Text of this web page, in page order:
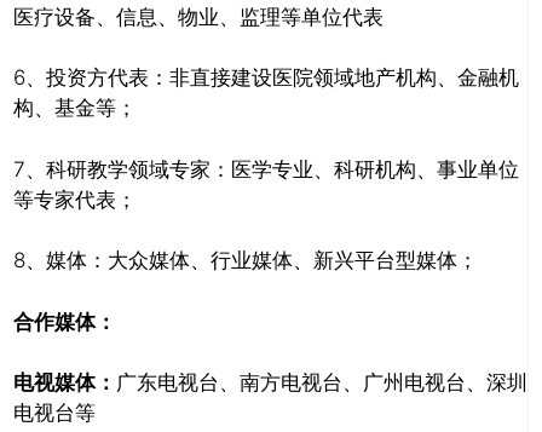
医疗设备、信息、物业、监理等单位代表
6、投资方代表：非直接建设医院领域地产机构、金融机
构、基金等；
7、科研教学领域专家：医学专业、科研机构、事业单位
等专家代表；
8、媒体：大众媒体、行业媒体、新兴平台型媒体；
合作媒体：
电视媒体： 广东电视台、南方电视台、广州电视台、深圳
电视台等